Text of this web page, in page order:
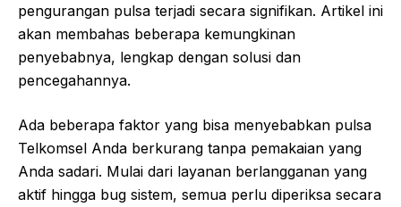
pengurangan pulsa terjadi secara signifikan. Artikel ini
akan membahas beberapa kemungkinan
penyebabnya, lengkap dengan solusi dan
pencegahannya.
Ada beberapa faktor yang bisa menyebabkan pulsa
Telkomsel Anda berkurang tanpa pemakaian yang
Anda sadari. Mulai dari layanan berlangganan yang
aktif hingga bug sistem, semua perlu diperiksa secara